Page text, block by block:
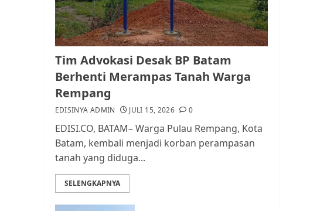
1 AGUSTUS 1, 2026 0
2
Kader Pajak jadi
Penghubung Pemerintah
dan Masyarakat di
Lingkungan RT/RW
3
Datangi Pemko Batam,
Warga Rempang Protes
Lahan Mereka Diambil
Tim Advokasi Desak BP Batam
Berhenti Merampas Tanah Warga
Rempang
EDISINYA ADMIN JULI 15, 2026 0
EDISI.CO, BATAM– Warga Pulau Rempang, Kota
Batam, kembali menjadi korban perampasan
tanah yang diduga...
SELENGKAPNYA